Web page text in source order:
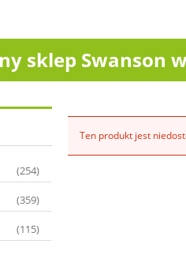
sklep Swanson
(254)
(359)
(115)
Ten produkt jest